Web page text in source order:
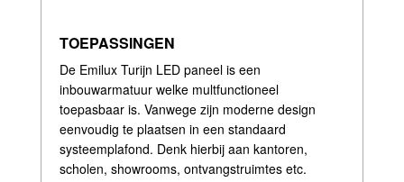
TOEPASSINGEN
De Emilux Turijn LED paneel is een
inbouwarmatuur welke multfunctioneel
toepasbaar is. Vanwege zijn moderne design
eenvoudig te plaatsen in een standaard
systeemplafond. Denk hierbij aan kantoren,
scholen, showrooms, ontvangstruimtes etc.